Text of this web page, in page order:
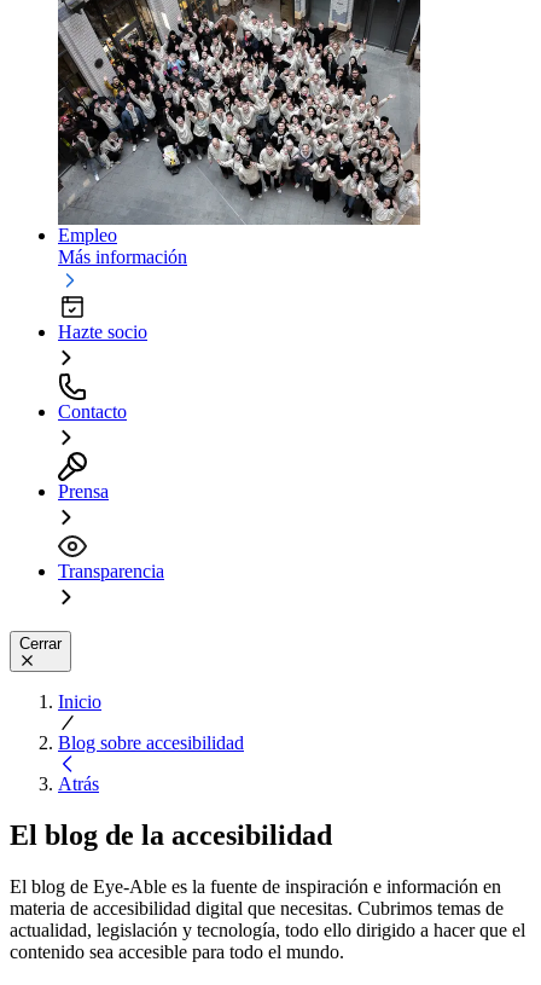
Empleo
Más información
Hazte socio
Contacto
Prensa
Transparencia
Cerrar
Inicio
Blog sobre accesibilidad
Atrás
El blog de la accesibilidad
El blog de Eye-Able es la fuente de inspiración e información en
materia de accesibilidad digital que necesitas. Cubrimos temas de
actualidad, legislación y tecnología, todo ello dirigido a hacer que el
contenido sea accesible para todo el mundo.